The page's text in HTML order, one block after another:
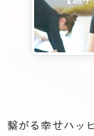
繋がる幸せハッ